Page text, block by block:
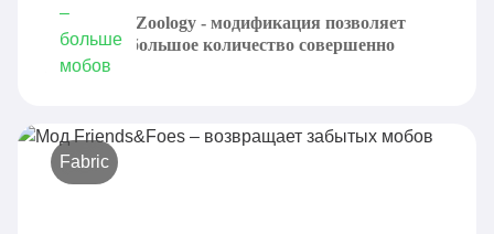
Мод Ender Zoology - модификация позволяет
доставить большое количество совершенно
новых...
Fabric